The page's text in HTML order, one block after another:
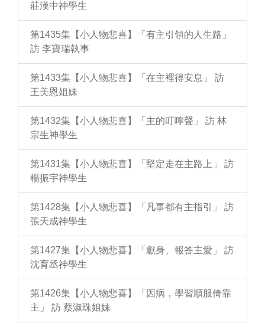
莊漢中神學生
第1435集【小人物悲喜】「有主引領的人生路」
訪 李寶瑞執事
第1433集【小人物悲喜】「在主裡得安息」 訪
王美恩姐妹
第1432集【小人物悲喜】「主的叮嚀聲」 訪 林
宗生神學生
第1431集【小人物悲喜】「堅定走在主路上」 訪
楊振宇神學生
第1428集【小人物悲喜】「凡事都有主指引」 訪
張天成神學生
第1427集【小人物悲喜】「獻身、報答主愛」 訪
沈育丞神學生
第1426集【小人物悲喜】「因病，學習順服倚靠
主」 訪 蔡淑珠姐妹